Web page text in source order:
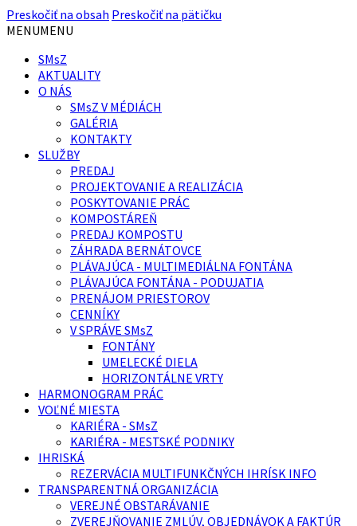
Preskočiť na obsah Preskočiť na pätičku
MENUMENU
SMsZ
AKTUALITY
O NÁS
SMsZ V MÉDIÁCH
GALÉRIA
KONTAKTY
SLUŽBY
PREDAJ
PROJEKTOVANIE A REALIZÁCIA
POSKYTOVANIE PRÁC
KOMPOSTÁREŇ
PREDAJ KOMPOSTU
ZÁHRADA BERNÁTOVCE
PLÁVAJÚCA - MULTIMEDIÁLNA FONTÁNA
PLÁVAJÚCA FONTÁNA - PODUJATIA
PRENÁJOM PRIESTOROV
CENNÍKY
V SPRÁVE SMsZ
FONTÁNY
UMELECKÉ DIELA
HORIZONTÁLNE VRTY
HARMONOGRAM PRÁC
VOĽNÉ MIESTA
KARIÉRA - SMsZ
KARIÉRA - MESTSKÉ PODNIKY
IHRISKÁ
REZERVÁCIA MULTIFUNKČNÝCH IHRÍSK INFO
TRANSPARENTNÁ ORGANIZÁCIA
VEREJNÉ OBSTARÁVANIE
ZVEREJŇOVANIE ZMLÚV, OBJEDNÁVOK A FAKTÚR